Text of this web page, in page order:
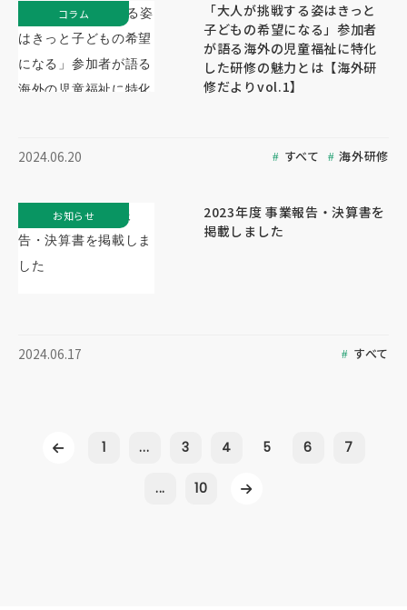
「大人が挑戦する姿はきっと
子どもの希望になる」参加者
が語る海外の児童福祉に特化
した研修の魅力とは【海外研
修だよりvol.1】
2024.06.20 すべて 海外研修
コラム
2023年度 事業報告・決算書を
掲載しました
2024.06.17 すべて
お知らせ
1 ... 3 4 5 6 7
... 10